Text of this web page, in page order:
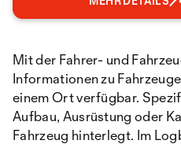
Mit der Fahrer- und
Informationen zu
einem Ort verfügbar.
Aufbau, Ausrüstung oder
Fahrzeug hinterlegt. Im